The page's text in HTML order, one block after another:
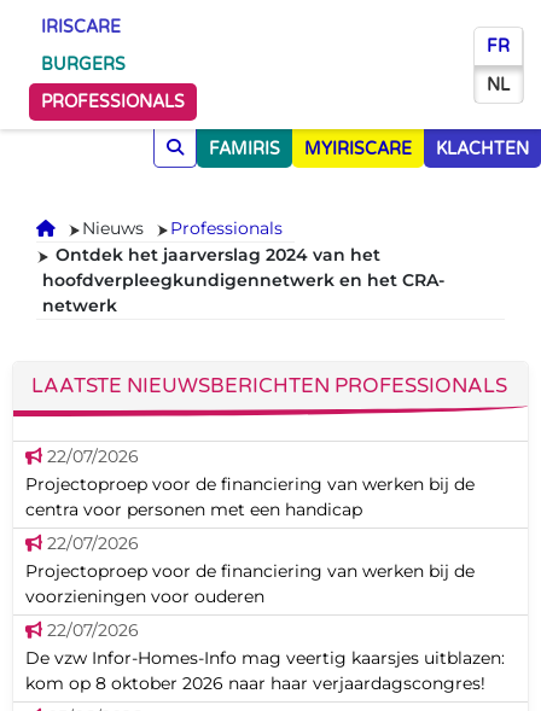
IRISCARE
BURGERS
PROFESSIONALS
FR
NL
FAMIRIS MYIRISCARE KLACHTEN
Onthaal
Nieuws
Professionals
Ontdek het jaarverslag 2024 van het
hoofdverpleegkundigennetwerk en het CRA-
netwerk
LAATSTE NIEUWSBERICHTEN PROFESSIONALS
22/07/2026
Projectoproep voor de financiering van werken bij de
centra voor personen met een handicap
22/07/2026
Projectoproep voor de financiering van werken bij de
voorzieningen voor ouderen
22/07/2026
De vzw Infor-Homes-Info mag veertig kaarsjes uitblazen:
kom op 8 oktober 2026 naar haar verjaardagscongres!